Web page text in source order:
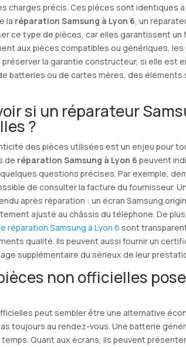
charges précis. Ces pièces sont identiques
la réparation Samsung à Lyon 6, un
ce type de pièces, car elles garantissent
aux pièces compatibles ou génériques,
la garantie constructeur, si elle est
de batteries ou de cartes mères, des
si un réparateur
?
des pièces utilisées est un enjeu pour
de réparation Samsung à Lyon 6 peuvent
questions précises. Par exemple,
de consulter la facture du fournisseur.
après réparation : un écran Samsung
ajusté au châssis du téléphone. De
réparation Samsung à Lyon 6 sont
qualité. Ils peuvent aussi fournir un
supplémentaire du sérieux de leur
non officielles
peut sembler être une alternative
toujours au rendez-vous. Une batterie
Quant aux écrans, ils peuvent